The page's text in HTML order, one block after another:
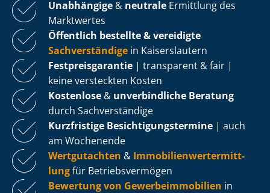
Unabhängige & neutrale Ermittlung des
Marktwertes
Öffentlich bestellte & vereidigte
Sachverständige in Kaiserslautern
Fest­preis­ga­ran­tie | transparent & fair |
keine versteckten Kosten
Kostenlose & unverbindliche Beratung
durch Sachverständige
Kurzfristige Be­sich­ti­gungs­ter­mi­ne | auch
am Wochenende
Wertgutachten & Im­mo­bi­li­en­wert­ermitt­
lungfür Be­triebs­ver­mö­gen
Bewertung von Ge­wer­be­im­mo­bi­li­en in